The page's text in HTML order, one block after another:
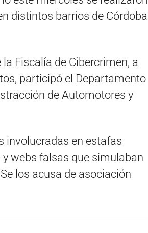
distintos barrios de Córdoba
Fiscalía de Cibercrimen, a
participó el Departamento
de Automotores y
involucradas en estafas
webs falsas que simulaban
los acusa de asociación